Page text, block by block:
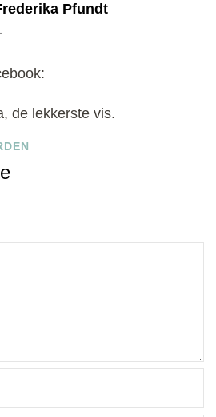
Pfundt
de lekkerste vis.